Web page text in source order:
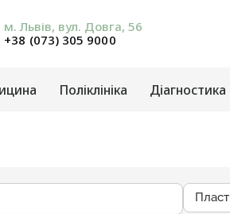
м. Львів, вул. Довга, 56
+38 (073) 305 9000
Поліклініка Діагностика